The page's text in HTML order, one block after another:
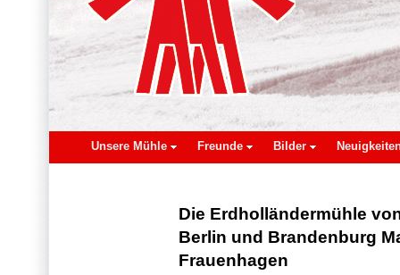
Unsere Mühle Freunde Bilder
Die Erdholländermühle
Berlin und Brandenburg
Frauenhagen